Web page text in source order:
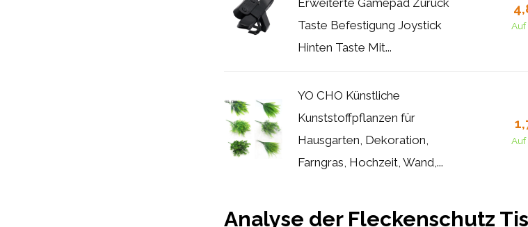
Erweiterte Gamepad Zurück
Taste Befestigung Joystick
Hinten Taste Mit...
Auf
YO CHO Künstliche
Kunststoffpflanzen für
Hausgarten, Dekoration,
Farngras, Hochzeit, Wand,...
Auf
Analyse der Fleckenschutz